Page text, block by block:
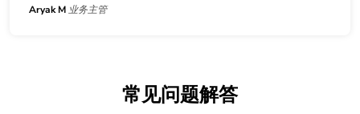
Aryak M 业务主管
常见问题解答